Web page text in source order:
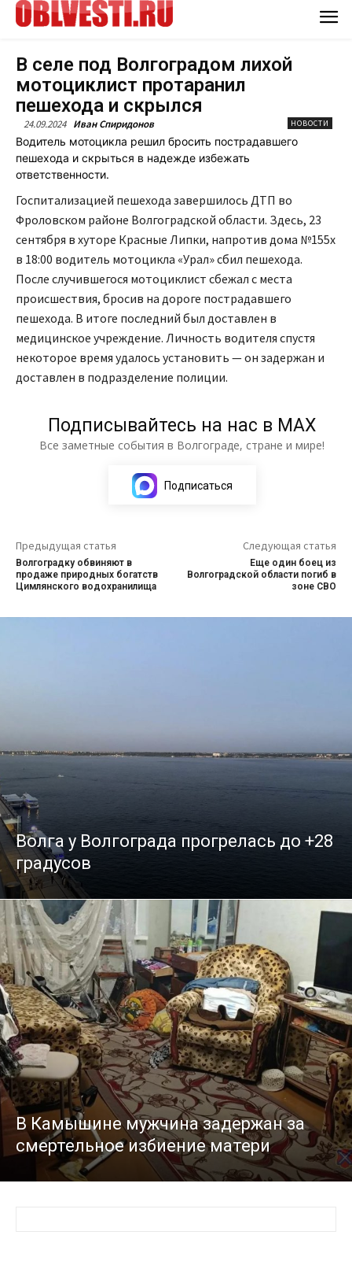
В селе под Волгоградом лихой
мотоциклист протаранил
пешехода и скрылся
24.09.2024 Иван Спиридонов НОВОСТИ
Водитель мотоцикла решил бросить пострадавшего
пешехода и скрыться в надежде избежать
ответственности.
Госпитализацией пешехода завершилось ДТП во
Фроловском районе Волгоградской области. Здесь, 23
сентября в хуторе Красные Липки, напротив дома №155х
в 18:00 водитель мотоцикла «Урал» сбил пешехода.
После случившегося мотоциклист сбежал с места
происшествия, бросив на дороге пострадавшего
пешехода. В итоге последний был доставлен в
медицинское учреждение. Личность водителя спустя
некоторое время удалось установить — он задержан и
доставлен в подразделение полиции.
Подписывайтесь на нас в МАХ
Все заметные события в Волгограде, стране и мире!
Подписаться
Предыдущая статья
Волгоградку обвиняют в
продаже природных богатств
Цимлянского водохранилища
Следующая статья
Еще один боец из
Волгоградской области погиб в
зоне СВО
Волга у Волгограда прогрелась до +28
градусов
В Камышине мужчина задержан за
смертельное избиение матери